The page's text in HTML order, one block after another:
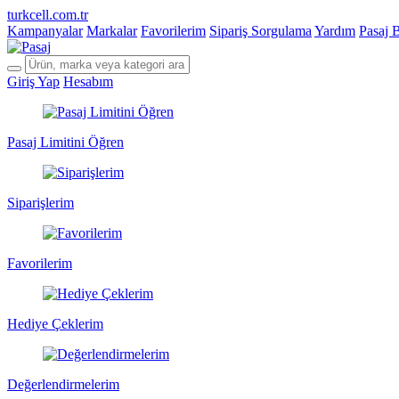
turkcell.com.tr
Kampanyalar Markalar Favorilerim Sipariş Sorgulama Yardım Pasaj
Giriş Yap Hesabım
Pasaj Limitini Öğren
Siparişlerim
Favorilerim
Hediye Çeklerim
Değerlendirmelerim